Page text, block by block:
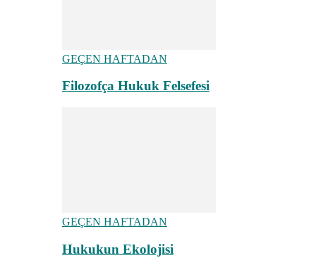
GEÇEN HAFTADAN
Filozofça Hukuk Felsefesi
GEÇEN HAFTADAN
Hukukun Ekolojisi